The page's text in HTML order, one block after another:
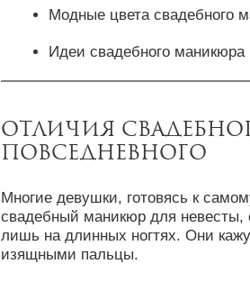
Модные цвета свадебного
Идеи свадебного маникюра
Отличия
повседневного
Многие девушки, готовясь к
свадебный маникюр для невесты,
лишь на длинных ногтях. Они
изящными пальцы.